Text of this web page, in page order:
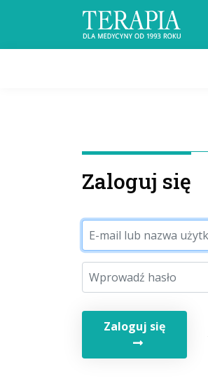
Zaloguj się
Zaloguj się